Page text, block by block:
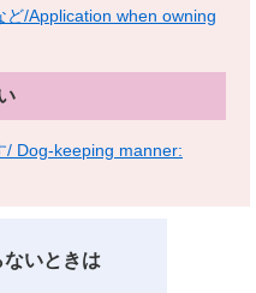
/Application when owning
Dog-keeping manner:
ないときは